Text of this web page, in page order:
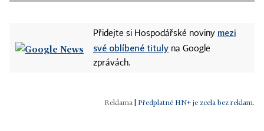
Přidejte si Hospodářské noviny mezi
své oblíbené tituly na Google
zprávách.
Předplatné HN+ je zcela bez reklam.